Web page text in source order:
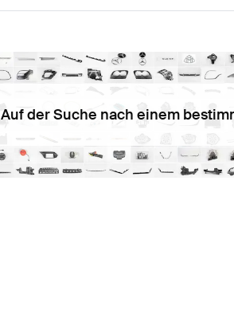
Auf der Suche nach einem